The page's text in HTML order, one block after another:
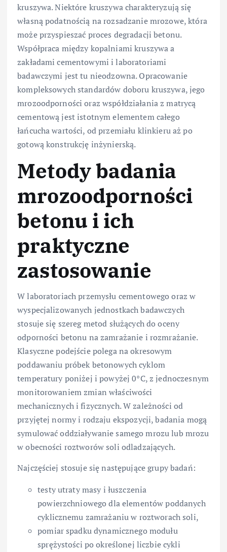
kruszywa. Niektóre kruszywa charakteryzują się
własną podatnością na rozsadzanie mrozowe, która
może przyspieszać proces degradacji betonu.
Współpraca między kopalniami kruszywa a
zakładami cementowymi i laboratoriami
badawczymi jest tu nieodzowna. Opracowanie
kompleksowych standardów doboru kruszywa, jego
mrozoodporności oraz współdziałania z matrycą
cementową jest istotnym elementem całego
łańcucha wartości, od przemiału klinkieru aż po
gotową konstrukcję inżynierską.
Metody badania
mrozoodporności
betonu i ich
praktyczne
zastosowanie
W laboratoriach przemysłu cementowego oraz w
wyspecjalizowanych jednostkach badawczych
stosuje się szereg metod służących do oceny
odporności betonu na zamrażanie i rozmrażanie.
Klasyczne podejście polega na okresowym
poddawaniu próbek betonowych cyklom
temperatury poniżej i powyżej 0°C, z jednoczesnym
monitorowaniem zmian właściwości
mechanicznych i fizycznych. W zależności od
przyjętej normy i rodzaju ekspozycji, badania mogą
symulować oddziaływanie samego mrozu lub mrozu
w obecności roztworów soli odladzających.
Najczęściej stosuje się następujące grupy badań:
testy utraty masy i łuszczenia
powierzchniowego dla elementów poddanych
cyklicznemu zamrażaniu w roztworach soli,
pomiar spadku dynamicznego modułu
sprężystości po określonej liczbie cykli